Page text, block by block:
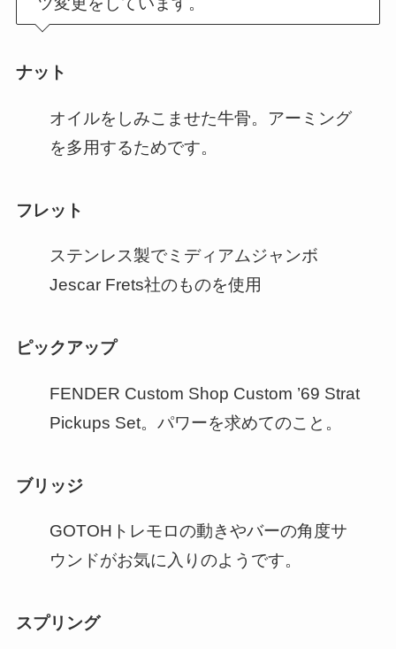
ナット
オイルをしみこませた牛骨。アーミング
を多用するためです。
フレット
ステンレス製でミディアムジャンボ
Jescar Frets社のものを使用
ピックアップ
FENDER Custom Shop Custom ’69 Strat
Pickups Set。パワーを求めてのこと。
ブリッジ
GOTOHトレモロの動きやバーの角度サ
ウンドがお気に入りのようです。
スプリング